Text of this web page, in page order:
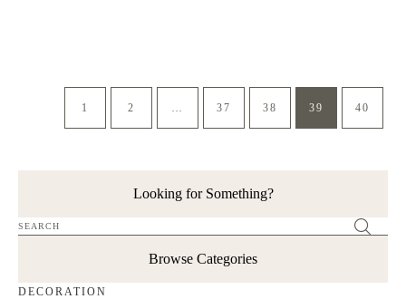
1 2 … 37 38 39 40
Looking for Something?
Browse Categories
DECORATION